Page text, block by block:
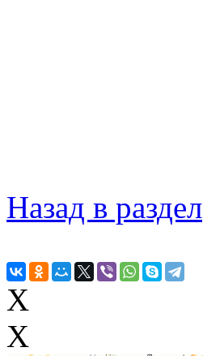
Назад в раздел
X
X